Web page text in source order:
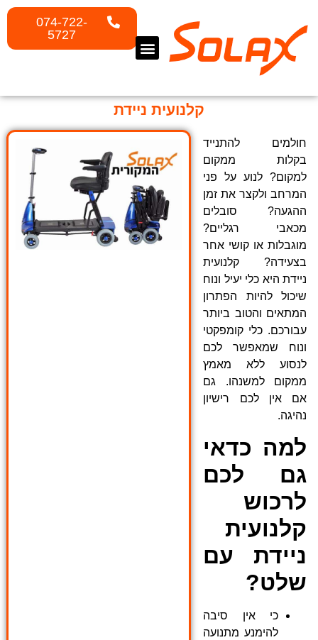
074-722-
5727
קלנועית ניידת
חולמים להתנייד
בקלות ממקום
למקום? לנוע על פני
המרחב ולקצר את זמן
ההגעה? סובלים
מכאבי רגליים?
מוגבלות או קושי אחר
בצעידה? קלנועית
ניידת היא כלי יעיל ונוח
שיכול להיות הפתרון
המתאים והטוב ביותר
עבורכם. כלי קומפקטי
ונוח שמאפשר לכם
לנסוע ללא מאמץ
ממקום למשנהו. גם
אם אין לכם רישיון
נהיגה.
למה כדאי
גם לכם
לרכוש
קלנועית
ניידת עם
שלט?
כי אין סיבה
להימנע מתנועה